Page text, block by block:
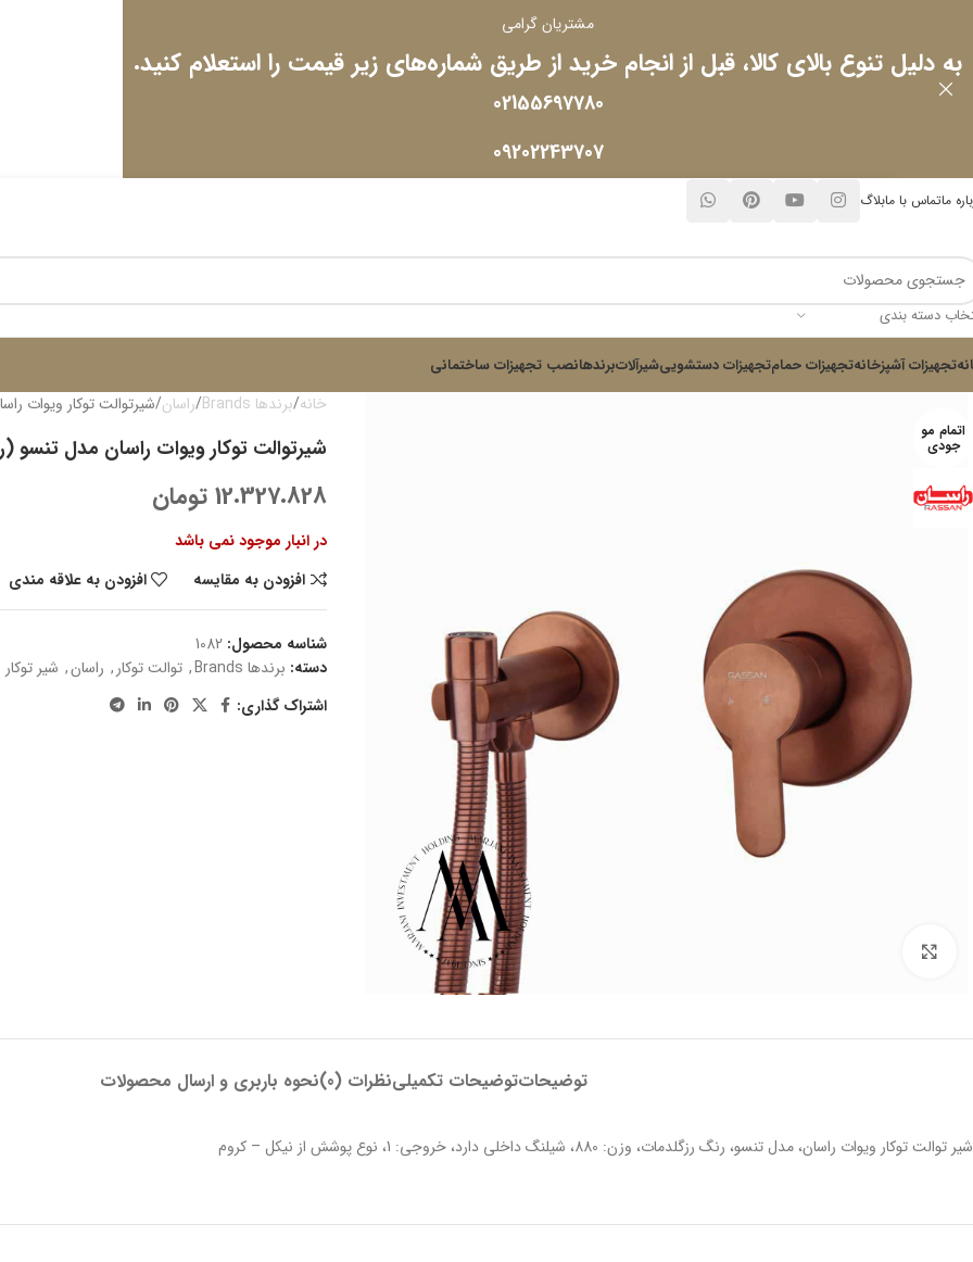
ماتماس با مابلاگ
دسته بندی
تجهیزات آشپزخانهتجهیزات حمامتجهیزات دستشوییشیرآلاتبرندهانصب تجهیزات ساختمانی
اتمام مو
جودی
خانه برندها Brands راسان شیرتوالت توکار ویوات
شیرتوالت توکار ویوات راسان مدل تنسو
12.327.828 تومان
در انبار موجود نمی باشد
افزودن به مقایسه
افزودن به علاقه مندی
شناسه محصول: 1082
دسته: برندها Brands , توالت توکار, راسان, شیر توکار
اشتراک گذاری:
توضیحاتتوضیحات تکمیلینظرات (0) نحوه باربری و ارسال محصولات
شیر توالت توکار ویوات راسان، مدل تنسو، رنگ رزگلدمات، وزن: 880، شیلنگ داخلی دارد، خروجی: 1، نوع پوشش از نیکل – کروم
مشتریان گرامی
به دلیل تنوع بالای کالا، قبل از انجام خرید از طریق شماره‌های زیر قیمت را استعلام کنید.
02155697780
09202243707